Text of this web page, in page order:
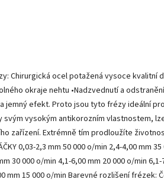
Chirurgická ocel potažená vysoce
okraje nehtu •Nadzvednutí a
efekt. Proto jsou tyto frézy ideální
vysokým antikorozním
Extrémně tím prodloužíte
0,03-2,3 mm 50 000 o/min 2,4-4,00
30 000 o/min 4,1-6,00 mm 20 000 o/min
mm 15 000 o/min Barevné rozlišení